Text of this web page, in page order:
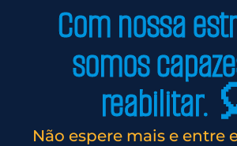
Com nossa
somos
reabilitar.
Não espere mais e entre